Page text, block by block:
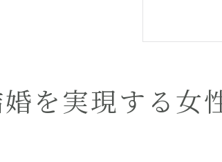
成
結婚
を実現する女